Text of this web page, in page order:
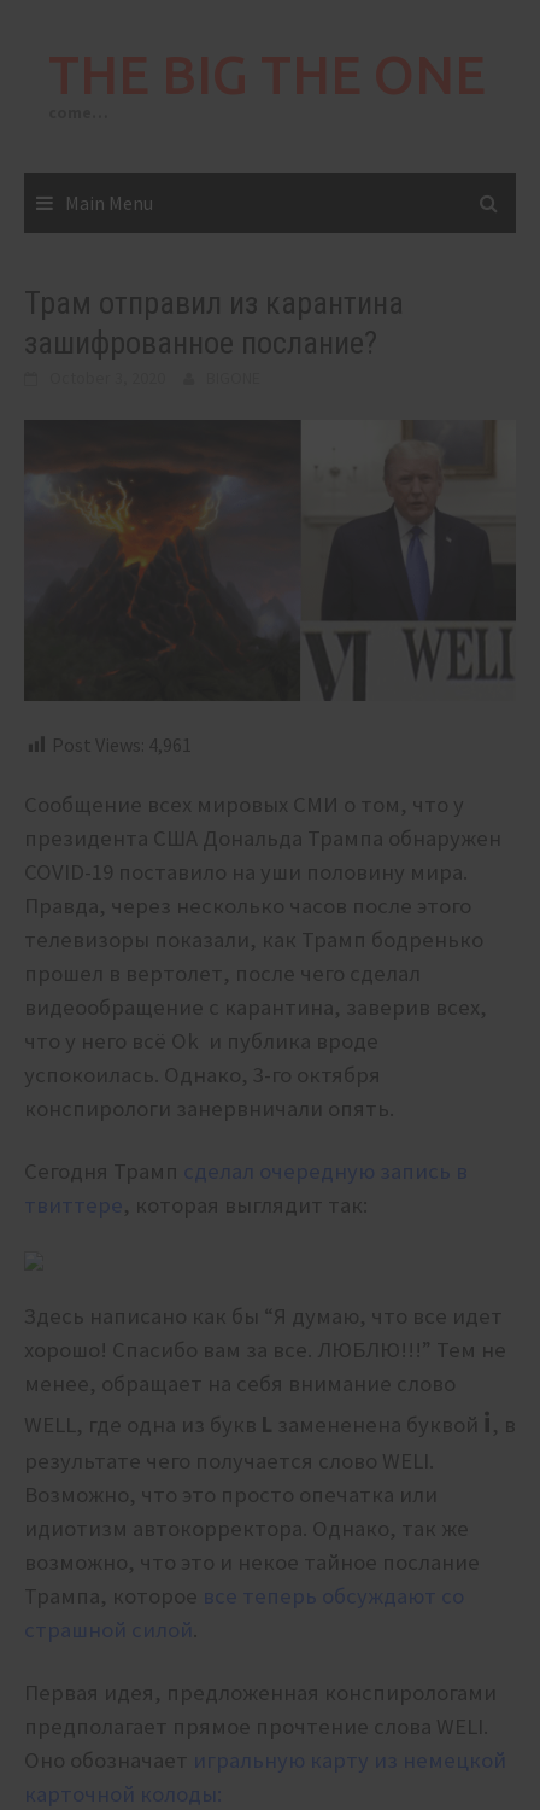
Main Menu
Трам отправил из карантина
зашифрованное послание?
Post Views: 4,961
Сообщение всех мировых СМИ о том, что у
президента США Дональда Трампа обнаружен
COVID-19 поставило на уши половину мира.
Правда, через несколько часов после этого
телевизоры показали, как Трамп бодренько
прошел в вертолет, после чего сделал
видеообращение с карантина, заверив всех,
что у него всё Ok и публика вроде
успокоилась. Однако, 3-го октября
конспирологи занервничали опять.
Сегодня Трамп
сделал очередную запись в
твиттере , которая выглядит так:
Здесь написано как бы “Я думаю, что все идет
хорошо! Спасибо вам за все. ЛЮБЛЮ!!!” Тем не
менее, обращает на себя внимание слово
WELL, где одна из букв L замененена буквой i , в
результате чего получается слово WELI.
Возможно, что это просто опечатка или
идиотизм автокорректора. Однако, так же
возможно, что это и некое тайное послание
Трампа, которое все теперь обсуждают со
страшной силой
Первая идея, предложенная конспирологами
предполагает прямое прочтение слова WELI.
Оно обозначает игральную карту из немецкой
карточной колоды: